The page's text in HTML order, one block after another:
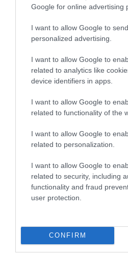
Google for online advertising
I want to allow Google to
personalized advertising.
I want to allow Google to
related to analytics like
device identifiers in apps.
I want to allow Google to
related to functionality of the
I want to allow Google to
related to personalization.
I want to allow Google to
related to security, including
functionality and fraud
user protection.
CONFIRM
Επιτροπή Ανταγωνισμού
εφαρμόσουν το
αρραβώνος», όπως
Στρατηγός στον Ντίνο
άνω) στην ταινία «ο
ΤΑ
ΘΑ ΓΙΝΟΥΝ (ΟΛΑ)
ΠΛΗΡΟΦΟΡΙΚΗΣ
με συνέχειες)